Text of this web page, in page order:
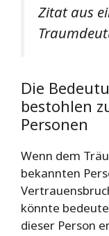
Zitat aus
Die
bestohlen
Personen
Wenn dem
bekannten
könnte
dieser Person